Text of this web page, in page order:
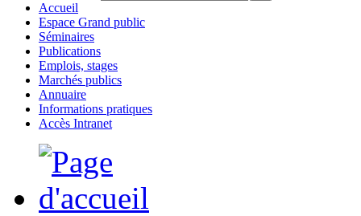
Accueil
Espace Grand public
Séminaires
Publications
Emplois, stages
Marchés publics
Annuaire
Informations pratiques
Accès Intranet